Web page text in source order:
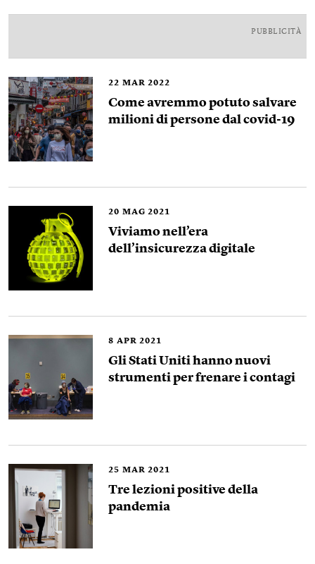
PUBBLICITÀ
22 MAR 2022
Come avremmo potuto salvare
milioni di persone dal covid-19
20 MAG 2021
Viviamo nell’era
dell’insicurezza digitale
8 APR 2021
Gli Stati Uniti hanno nuovi
strumenti per frenare i contagi
25 MAR 2021
Tre lezioni positive della
pandemia